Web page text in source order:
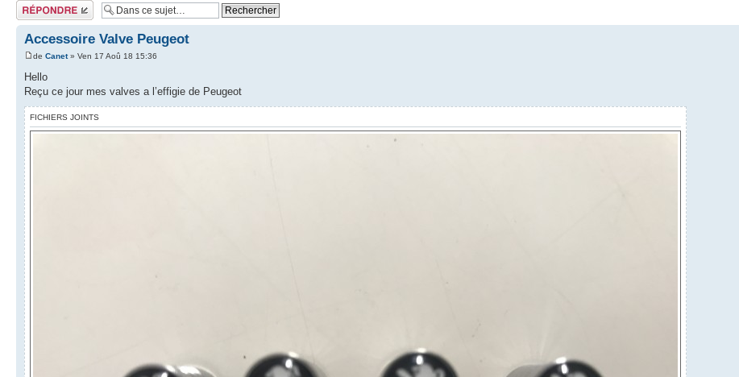
Répondre
Accessoire Valve Peugeot
de Canet» Ven 17 Aoû 18 15:36
Hello
Reçu ce jour mes valves a l’effigie de Peugeot
FICHIERS JOINTS